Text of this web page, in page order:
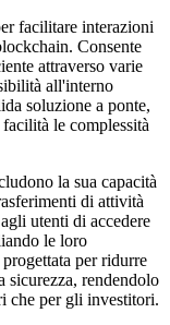
facilitare interazioni
Consente
attraverso varie
all'interno
soluzione a ponte,
le complessità
la sua capacità
di attività
utenti di accedere
le loro
per ridurre
sicurezza, rendendolo
che per gli investitori.